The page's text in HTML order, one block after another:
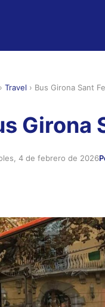
› Travel › Bus Girona Sant
Girona
4 de febrero de 2026